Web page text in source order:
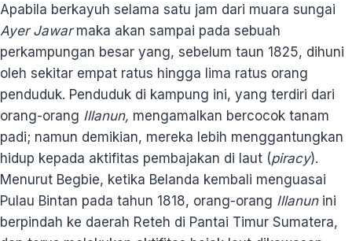
Apabila berkayuh selama satu jam dari muara sungai
Ayer Jawarmaka akan sampai pada sebuah
perkampungan besar yang, sebelum taun 1825, dihuni
oleh sekitar empat ratus hingga lima ratus orang
penduduk. Penduduk di kampung ini, yang terdiri dari
orang-orang Illanun, mengamalkan bercocok tanam
padi; namun demikian, mereka lebih menggantungkan
hidup kepada aktifitas pembajakan di laut (piracy).
Menurut Begbie, ketika Belanda kembali menguasai
Pulau Bintan pada tahun 1818, orang-orang Illanunini
berpindah ke daerah Reteh di Pantai Timur Sumatera,